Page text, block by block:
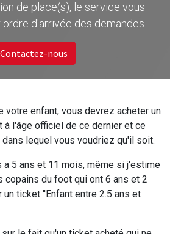
de place(s), le service vous
d'arrivée des demandes.
Contactez-nous
votre enfant, vous devrez acheter un
à l'âge officiel de ce dernier et ce
lequel vous voudriez qu'il soit.
a 5 ans et 11 mois, même si j'estime
copains du foot qui ont 6 ans et 2
un ticket ''Enfant entre 2.5 ans et